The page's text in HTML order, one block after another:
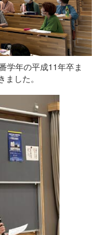
学年の平成11年卒ま
した。